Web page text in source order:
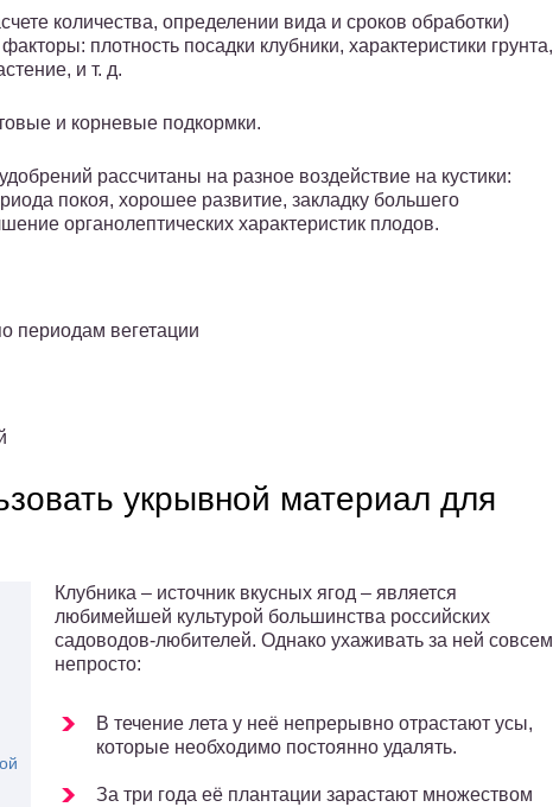
количества, определении вида и сроков обработки)
плотность посадки клубники, характеристики грунта,
и т. д.
и корневые подкормки.
рассчитаны на разное воздействие на кустики:
покоя, хорошее развитие, закладку большего
органолептических характеристик плодов.
периодам вегетации
укрывной материал для
Клубника – источник вкусных ягод – является
любимейшей культурой большинства российских
садоводов-любителей. Однако ухаживать за ней совсем
непросто:
В течение лета у неё непрерывно отрастают усы,
которые необходимо постоянно удалять.
За три года её плантации зарастают множеством